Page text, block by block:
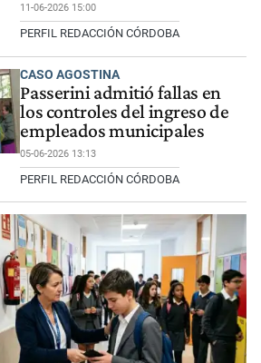
11-06-2026 15:00
PERFIL REDACCIÓN CÓRDOBA
CASO AGOSTINA
Passerini admitió fallas en
los controles del ingreso de
empleados municipales
05-06-2026 13:13
PERFIL REDACCIÓN CÓRDOBA